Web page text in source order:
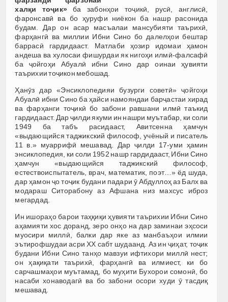
халқи тоҷик» ба забонҳои тоҷикӣ, русӣ, англисӣ,
фаронсавӣ ва бо ҳуруфи ниёкон ба нашр расонида
будам. Дар он асар масъалаи мансубияти таърихӣ,
фарҳангӣ ва миллии Ибни Сино бо далелҳои бештар
баррасӣ гардидааст. Матлаби ҳозир идомаи ҳамон
андеша ва хулосаи фишурдаи як нигоҳи илмӣ-фалсафӣ
ба ҷойгоҳи Абуалӣ ибни Сино дар оинаи ҳувияти
таърихии тоҷикон мебошад.
Ҳанӯз дар «Энсиклопедияи бузурги советӣ» ҷойгоҳи
Абуалӣ ибни Сино ба ҳайси намояндаи барҷастаи хирад
ва фарҳанги тоҷикӣ бо забони равшани илмӣ таъкид
гардидааст. Дар ҷилди якуми ин нашри муътабар, ки соли
1949 ба табъ расидааст, Авитсенна ҳамчун
«выдающийся таджикский философ, учёный и писатель
11 в.» муаррифӣ мешавад. Дар ҷилди 17-уми ҳамин
энсиклопедия, ки соли 1952 нашр гардидааст, Ибни Сино
ҳамчун «выдающийся таджикский философ,
естествоиспытатель, врач, математик, поэт…» ёд шуда,
дар ҳамон ҷо тоҷик будани падари ӯ Абдуллоҳ аз Балх ва
модараш Ситорабону аз Афшана низ махсус иброз
мегардад.
Ин ишораҳо барои таҳқиқи ҳувияти таърихии Ибни Сино
аҳамияти хос доранд, зеро онҳо на дар заминаи эҳсоси
муосири миллӣ, балки дар яке аз манбаъҳои илмии
эътирофшудаи асри XX сабт шудаанд. Аз ин ҷиҳат, тоҷик
будани Ибни Сино танҳо мавзуи ифтихори миллӣ нест;
он ҳақиқати таърихӣ, фарҳангӣ ва илмиест, ки бо
сарчашмаҳои муътамад, бо муҳити Бухорои сомонӣ, бо
насаби хонаводагӣ ва бо забони осори худи ӯ тасдиқ
мешавад.